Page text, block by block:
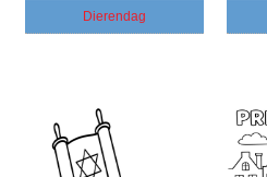
Dierendag